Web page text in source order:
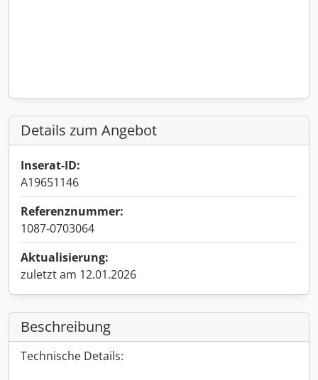
Details zum Angebot
Inserat-ID:
A19651146
Referenznummer:
1087-0703064
Aktualisierung:
zuletzt am 12.01.2026
Beschreibung
Technische Details: